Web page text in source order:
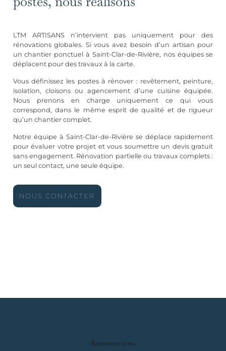
LTM ARTISANS n’intervient pas uniquement pour des
rénovations globales. Si vous avez besoin d’un artisan pour
un chantier ponctuel à Saint-Clar-de-Rivière, nos équipes se
déplacent pour des travaux à la carte.
Vous définissez les postes à rénover : revêtement, peinture,
isolation, cloisons ou agencement d’une cuisine équipée.
Nous prenons en charge uniquement ce qui vous
correspond, dans le même esprit de qualité et de rigueur
qu’un chantier complet.
Notre équipe à Saint-Clar-de-Rivière se déplace rapidement
pour évaluer votre projet et vous soumettre un devis gratuit
sans engagement. Rénovation partielle ou travaux complets :
un seul contact, une seule équipe.
NOUS CONTACTER
Retrouvez-nous